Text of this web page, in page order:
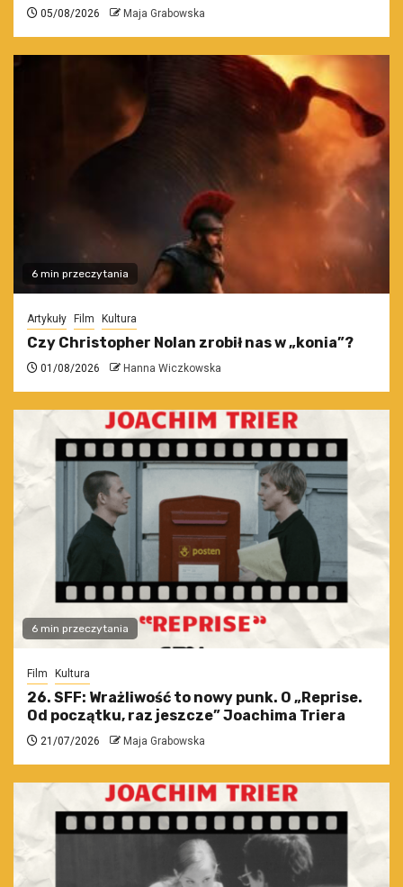
05/08/2026 Maja Grabowska
6 min przeczytania
Artykuły Film Kultura
Czy Christopher Nolan zrobił nas w „konia”?
01/08/2026 Hanna Wiczkowska
6 min przeczytania
Film Kultura
26. SFF: Wrażliwość to nowy punk. O „Reprise.
Od początku, raz jeszcze” Joachima Triera
21/07/2026 Maja Grabowska